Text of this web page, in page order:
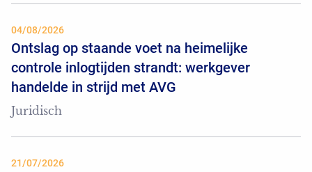
04/08/2026
Ontslag op staande voet na heimelijke
controle inlogtijden strandt: werkgever
handelde in strijd met AVG
Juridisch
21/07/2026